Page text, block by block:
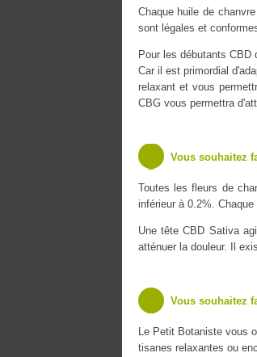
Chaque huile de
sont légales et
Pour les débutants
Car il est primordial
relaxant et vous
CBG vous permettra
Vous souhaitez
Toutes les fleurs de
inférieur à 0.2%.
Une tête CBD Sativa
atténuer la douleur. Il
Vous souhaitez
Le Petit Botaniste vous
tisanes relaxantes ou